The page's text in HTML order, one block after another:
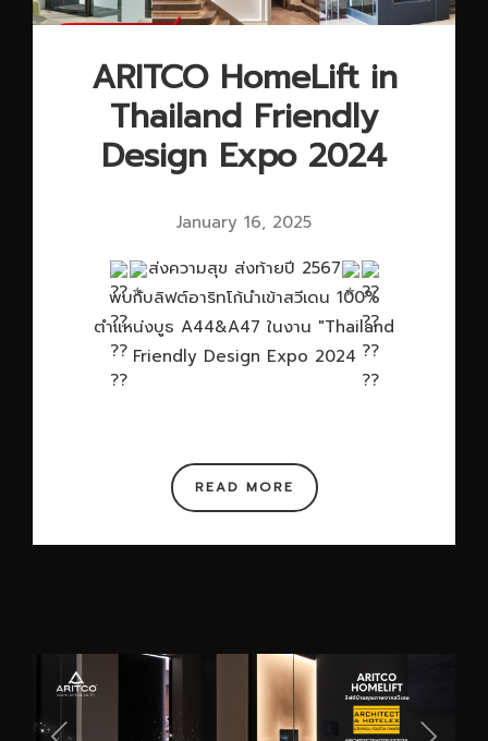
ARITCO HomeLift in
Thailand Friendly
Design Expo 2024
January 16, 2025
ส่งความสุข ส่งท้ายปี 2567
พบกับลิฟต์อาริทโก้นำเข้าสวีเดน 100%
ตำแหน่งบูธ A44&A47 ในงาน "Thailand
Friendly Design Expo 2024
READ MORE